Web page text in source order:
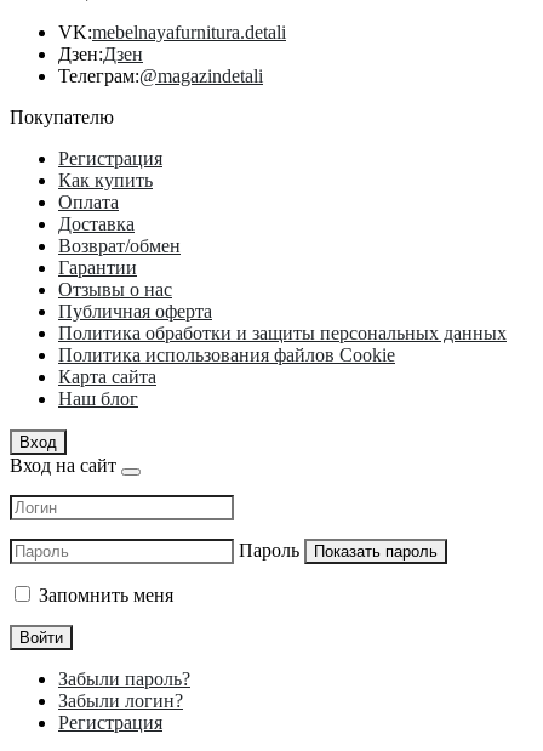
VK:mebelnayafurnitura.detali
Дзен:Дзен
Телеграм:@magazindetali
Покупателю
Регистрация
Как купить
Оплата
Доставка
Возврат/обмен
Гарантии
Отзывы о нас
Публичная оферта
Политика обработки и защиты персональных данных
Политика использования файлов Cookie
Карта сайта
Наш блог
Вход
Вход на сайт
Пароль Показать пароль
Запомнить меня
Войти
Забыли пароль?
Забыли логин?
Регистрация